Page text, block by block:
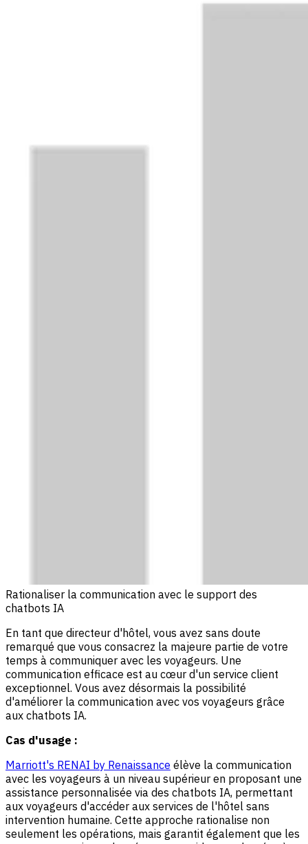
Rationaliser la communication avec le support des
chatbots IA
En tant que directeur d'hôtel, vous avez sans doute
remarqué que vous consacrez la majeure partie de votre
temps à communiquer avec les voyageurs. Une
communication efficace est au cœur d'un service client
exceptionnel. Vous avez désormais la possibilité
d'améliorer la communication avec vos voyageurs grâce
aux chatbots IA.
Cas d'usage :
Marriott's RENAI by Renaissance élève la communication
avec les voyageurs à un niveau supérieur en proposant une
assistance personnalisée via des chatbots IA, permettant
aux voyageurs d'accéder aux services de l'hôtel sans
intervention humaine. Cette approche rationalise non
seulement les opérations, mais garantit également que les